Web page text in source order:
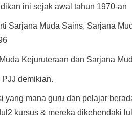
ini sejak awal tahun 1970-an
Sarjana Muda Sains, Sarjana
Kejuruteraan dan Sarjana
demikian.
yang mana guru dan pelajar
kursus & mereka dikehendaki